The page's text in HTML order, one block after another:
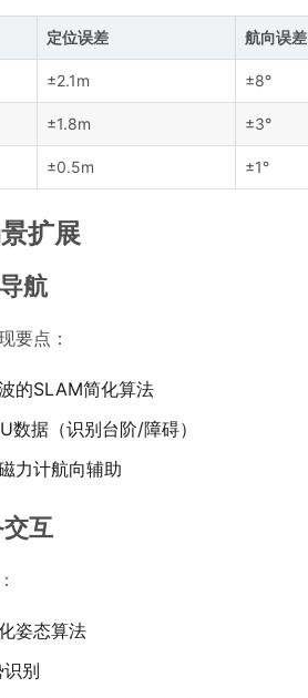
定位误差 航向误差
±2.1m ±8°
±1.8m ±3°
±0.5m ±1°
扩展
航
要点：
的SLAM简化算法
数据（识别台阶/障碍）
力计航向辅助
互
姿态算法
别